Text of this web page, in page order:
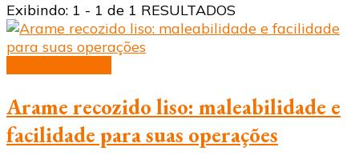
Exibindo: 1 - 1 de 1 RESULTADOS
Arame recozido liso: maleabilidade e
facilidade para suas operações